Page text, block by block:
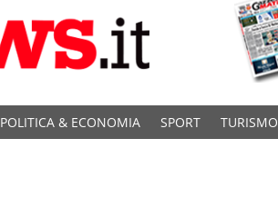
POLITICA & ECONOMIA SPORT